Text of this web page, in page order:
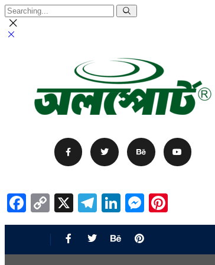
Facebook
Copy
Link
X Telegram
LinkedIn
Messenger